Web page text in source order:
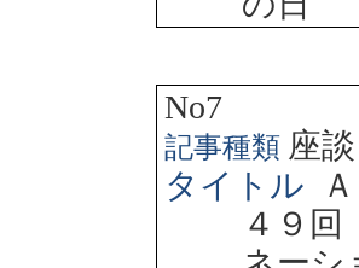
No7
記事種類 座談
タイトル
４９